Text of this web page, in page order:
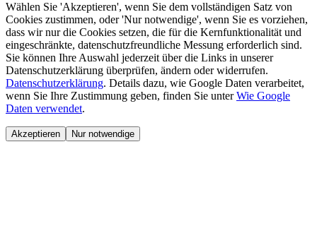
Wählen Sie 'Akzeptieren', wenn Sie dem vollständigen Satz von
Cookies zustimmen, oder 'Nur notwendige', wenn Sie es vorziehen,
dass wir nur die Cookies setzen, die für die Kernfunktionalität und
eingeschränkte, datenschutzfreundliche Messung erforderlich sind.
Sie können Ihre Auswahl jederzeit über die Links in unserer
Datenschutzerklärung überprüfen, ändern oder widerrufen.
Datenschutzerklärung. Details dazu, wie Google Daten verarbeitet,
wenn Sie Ihre Zustimmung geben, finden Sie unter Wie Google
Daten verwendet.
Akzeptieren Nur notwendige